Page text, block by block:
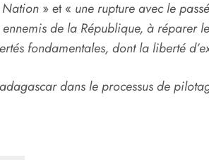
Nation » et « une rupture avec le passé
de la République, à réparer
fondamentales, dont la liberté
dans le processus de